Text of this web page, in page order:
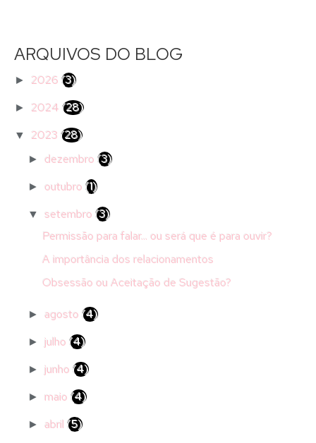
ARQUIVOS DO BLOG
► 2026 (3)
► 2024 (28)
▼ 2023 (28)
► dezembro(3)
► outubro(1)
▼ setembro(3)
Permissão para falar... ou será que é para ouvir?
A importância dos relacionamentos
Obsessão ou Aceitação de Sugestão?
► agosto(4)
► julho(4)
► junho(4)
►maio(4)
► abril(5)